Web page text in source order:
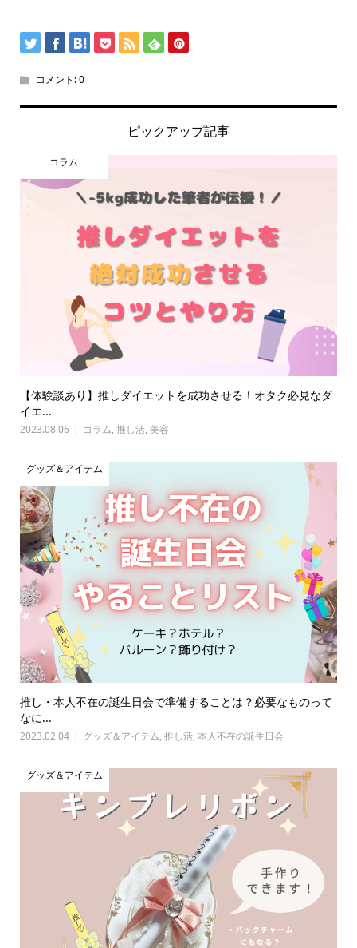
コメント:0
ピックアップ記事
コラム
【体験談あり】推しダイエットを成功させる！オタク必見なダ
イエ...
2023.08.06 コラム, 推し活, 美容
グッズ＆アイテム
推し・本人不在の誕生日会で準備することは？必要なものって
なに...
2023.02.04 グッズ＆アイテム, 推し活, 本人不在の誕生日会
グッズ＆アイテム